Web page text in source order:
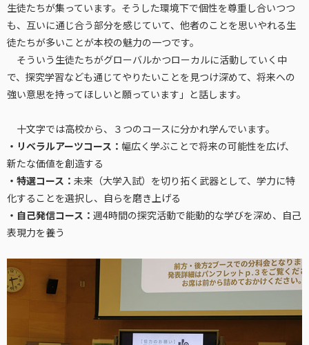
生徒たちが集っています。そうした環境下で個性を尊重し合いつつ
も、互いに通じ合う部分を感じていて、他者のことを思いやれる生
徒たちが多いことが本校の魅力の一つです。
そういう生徒たちがグローバルかつローカルに活動していく中
で、探究学習なども通じてやりたいことを見つけ深めて、将来への
強い意思を持ってほしいと願っています」と話します。
十文字では高校から、３つのコースに分かれ学んでいます。
・リベラルアーツコース： 幅広く学ぶことで将来の可能性を広げ、
新たな価値を創造する
・特選コース： 未来（大学入試）を切り拓く武器として、学力に特
化することを選択し、自らを磨き上げる
・自己発信コース： 週4時間の探究活動で能動的な学びを深め、自己
表現力を養う